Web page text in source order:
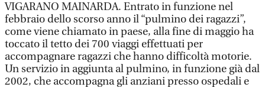
VIGARANO MAINARDA. Entrato in funzione nel
febbraio dello scorso anno il “pulmino dei ragazzi”,
come viene chiamato in paese, alla fine di maggio ha
toccato il tetto dei 700 viaggi effettuati per
accompagnare ragazzi che hanno difficoltà motorie.
Un servizio in aggiunta al pulmino, in funzione già dal
2002, che accompagna gli anziani presso ospedali e